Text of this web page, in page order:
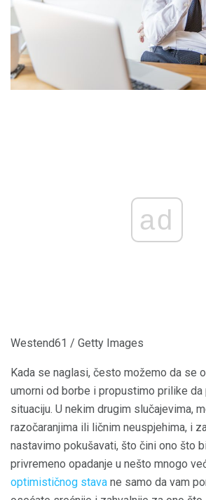
ad
Westend61 / Getty Images
Kada se naglasi, često možemo da se
umorni od borbe i propustimo prilike da
situaciju. U nekim drugim slučajevima,
razočaranjima ili ličnim neuspjehima, i
nastavimo pokušavati, što čini ono što
privremeno opadanje u nešto mnogo
optimističnog stava ne samo da vam